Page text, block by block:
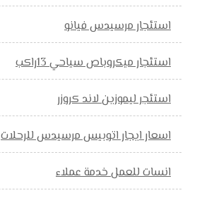
استئجار مرسيدس فيانو
استئجار ميكروباص سياحي 13راكب
استئجر ليموزين لاند كروزر
اسعار ايجار اتوبيس مرسيدس للرحلات
انسات للعمل خدمة عملاء